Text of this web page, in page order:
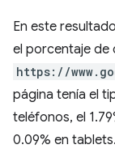
En este
el porcentaje de
https://
página tenía el
teléfonos, el
0.09% en tablets.